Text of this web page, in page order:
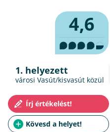
4,6
1. helyezett
városi Vasút/kisvasút közül